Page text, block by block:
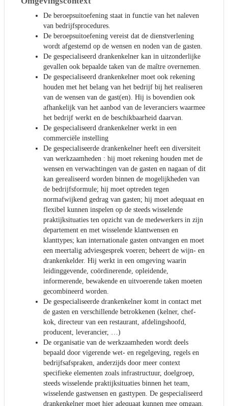
De beroepsuitoefening staat in functie van het naleven
van bedrijfsprocedures.
De beroepsuitoefening vereist dat de dienstverlening
wordt afgestemd op de wensen en noden van de gasten.
De gespecialiseerd drankenkelner kan in uitzonderlijke
gevallen ook bepaalde taken van de maître overnemen.
De gespecialiseerd drankenkelner moet ook rekening
houden met het belang van het bedrijf bij het realiseren
van de wensen van de gast(en). Hij is bovendien ook
afhankelijk van het aanbod van de leveranciers waarmee
het bedrijf werkt en de beschikbaarheid daarvan.
De gespecialiseerd drankenkelner werkt in een
commerciële instelling
De gespecialiseerde drankenkelner heeft een diversiteit
van werkzaamheden : hij moet rekening houden met de
wensen en verwachtingen van de gasten en nagaan of dit
kan gerealiseerd worden binnen de mogelijkheden van
de bedrijfsformule; hij moet optreden tegen
normafwijkend gedrag van gasten; hij moet adequaat en
flexibel kunnen inspelen op de steeds wisselende
praktijksituaties ten opzicht van de medewerkers in zijn
departement en met wisselende klantwensen en
klanttypes; kan internationale gasten ontvangen en moet
een meertalig adviesgesprek voeren; beheert de wijn- en
drankenkelder. Hij werkt in een omgeving waarin
leidinggevende, coördinerende, opleidende,
informerende, bewakende en uitvoerende taken moeten
gecombineerd worden.
De gespecialiseerde drankenkelner komt in contact met
de gasten en verschillende betrokkenen (kelner, chef-
kok, directeur van een restaurant, afdelingshoofd,
producent, leverancier, …)
De organisatie van de werkzaamheden wordt deels
bepaald door vigerende wet- en regelgeving, regels en
bedrijfsafspraken, anderzijds door meer context
specifieke elementen zoals infrastructuur, doelgroep,
steeds wisselende praktijksituaties binnen het team,
wisselende gastwensen en gasttypen. De gespecialiseerd
drankenkelner moet hier adequaat kunnen mee omgaan.